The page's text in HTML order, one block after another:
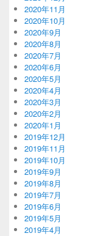
2020年11月
2020年10月
2020年9月
2020年8月
2020年7月
2020年6月
2020年5月
2020年4月
2020年3月
2020年2月
2020年1月
2019年12月
2019年11月
2019年10月
2019年9月
2019年8月
2019年7月
2019年6月
2019年5月
2019年4月